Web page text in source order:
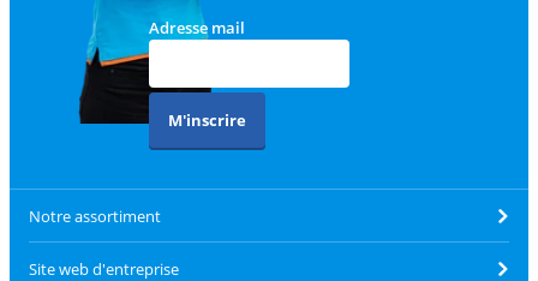
Adresse mail
M'inscrire
Notre assortiment
Site web d'entreprise